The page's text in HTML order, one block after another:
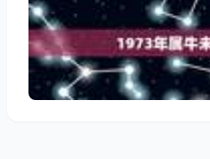
运势将会是怎么样的呢？73
怎么样的呢？下面一起看看
运势 属牛2021牛年运势：
般，但总体还是可以的